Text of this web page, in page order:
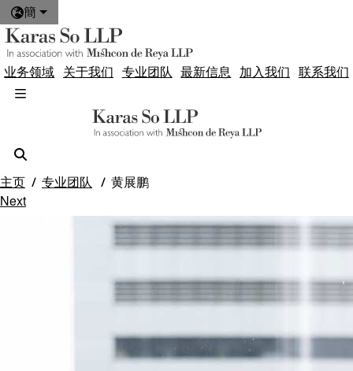
簡
业务领域 关于我们 专业团队 最新信息 加入我们 联系我们
主页 专业团队 黄展鹏
Next